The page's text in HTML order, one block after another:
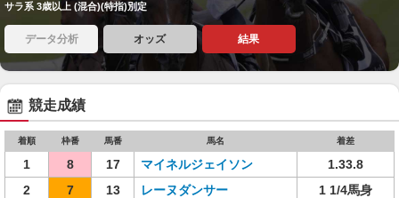
サラ系 3歳以上 (混合)(特指)別定
データ分析 オッズ 結果
競走成績
着順 枠番 馬番 馬名 着差
1 8 17 マイネルジェイソン
1.33.8
2
7 13 レーヌダンサー
1 1/4馬身